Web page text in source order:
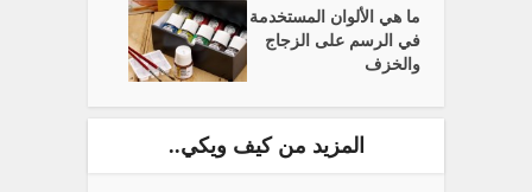
ما هي الألوان المستخدمة
في الرسم على الزجاج
والخزف
المزيد من كيف ويكي..